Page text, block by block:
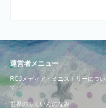
運営者メニュー
RCJメディア・ミニストリーについ
て
世界のふくいんのなみ